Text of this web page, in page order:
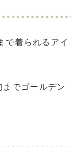
で着られるアイ
でゴールデン